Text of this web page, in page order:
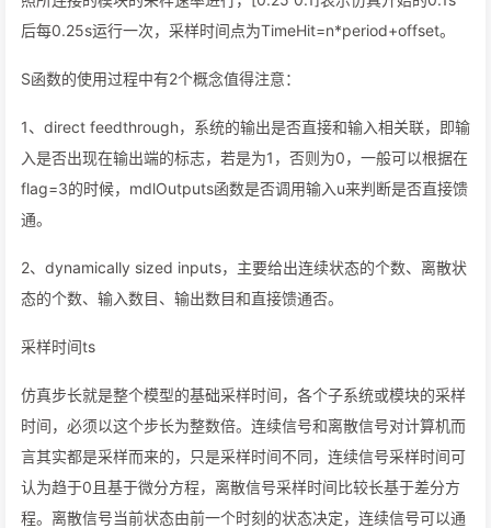
后每0.25s运行一次，采样时间点为TimeHit=n*period+offset。
S函数的使用过程中有2个概念值得注意：
1、direct feedthrough，系统的输出是否直接和输入相关联，即输
入是否出现在输出端的标志，若是为1，否则为0，一般可以根据在
flag=3的时候，mdlOutputs函数是否调用输入u来判断是否直接馈
通。
2、dynamically sized inputs，主要给出连续状态的个数、离散状
态的个数、输入数目、输出数目和直接馈通否。
采样时间ts
仿真步长就是整个模型的基础采样时间，各个子系统或模块的采样
时间，必须以这个步长为整数倍。连续信号和离散信号对计算机而
言其实都是采样而来的，只是采样时间不同，连续信号采样时间可
认为趋于0且基于微分方程，离散信号采样时间比较长基于差分方
程。离散信号当前状态由前一个时刻的状态决定，连续信号可以通